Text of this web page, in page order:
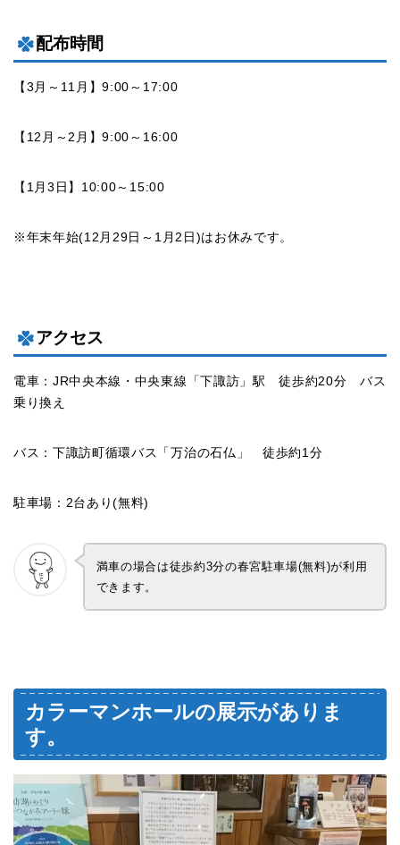
配布時間
【3月～11月】9:00～17:00
【12月～2月】9:00～16:00
【1月3日】10:00～15:00
※年末年始(12月29日～1月2日)はお休みです。
アクセス
電車：JR中央本線・中央東線「下諏訪」駅 徒歩約20分 バス
乗り換え
バス：下諏訪町循環バス「万治の石仏」 徒歩約1分
駐車場：2台あり(無料)
満車の場合は徒歩約3分の春宮駐車場(無料)が利用
できます。
カラーマンホールの展示がありま
す。